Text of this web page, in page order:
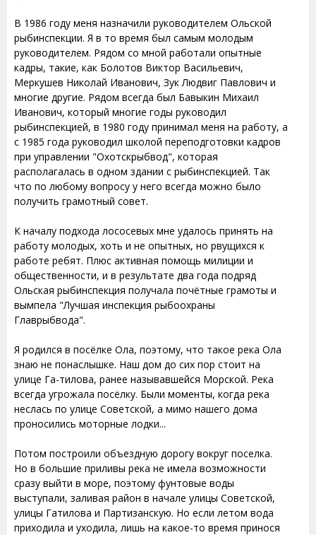
В 1986 году меня назначили руководителем Ольской
рыбинспекции. Я в то время был самым молодым
руководителем. Рядом со мной работали опытные
кадры, такие, как Болотов Виктор Васильевич,
Меркушев Николай Иванович, Зук Людвиг Павлович и
многие другие. Рядом всегда был Бавыкин Михаил
Иванович, который многие годы руководил
рыбинспекцией, в 1980 году принимал меня на работу, а
с 1985 года руководил школой переподготовки кадров
при управлении "Охотскрыбвод", которая
располагалась в одном здании с рыбинспекцией. Так
что по любому вопросу у него всегда можно было
получить грамотный совет.
К началу подхода лососевых мне удалось принять на
работу молодых, хоть и не опытных, но рвущихся к
работе ребят. Плюс активная помощь милиции и
общественности, и в результате два года подряд
Ольская рыбинспекция получала почётные грамоты и
вымпела "Лучшая инспекция рыбоохраны
Главрыбвода".
Я родился в посёлке Ола, поэтому, что такое река Ола
знаю не понаслышке. Наш дом до сих пор стоит на
улице Га-тилова, ранее называвшейся Морской. Река
всегда угрожала посёлку. Были моменты, когда река
неслась по улице Советской, а мимо нашего дома
проносились моторные лодки...
Потом построили объездную дорогу вокруг поселка.
Но в большие приливы река не имела возможности
сразу выйти в море, поэтому фунтовые воды
выступали, заливая район в начале улицы Советской,
улицы Гатилова и Партизанскую. Но если летом вода
приходила и уходила, лишь на какое-то время принося